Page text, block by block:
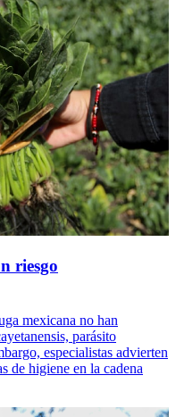
riesgo
mexicana no han
parásito
especialistas advierten
de higiene en la cadena